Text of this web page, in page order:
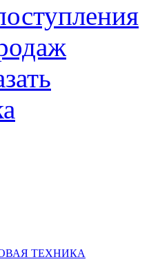
ТЕХНИКА